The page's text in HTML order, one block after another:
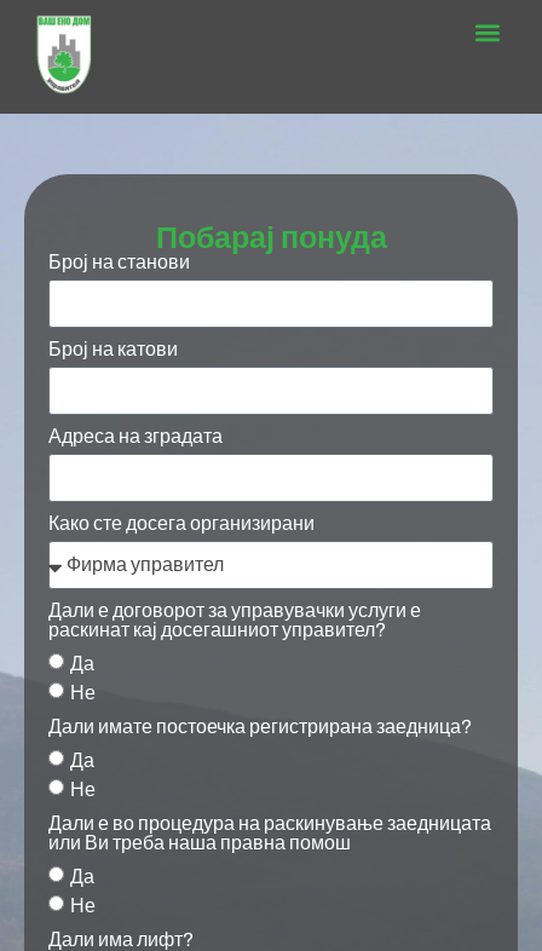
Побарај понуда
Број на станови
Број на катови
Адреса на зградата
Како сте досега организирани
Дали е договорот за управувачки услуги е
раскинат кај досегашниот управител?
Да
Не
Дали имате постоечка регистрирана заедница?
Да
Не
Дали е во процедура на раскинување заедницата
или Ви треба наша правна помош
Да
Не
Дали има лифт?